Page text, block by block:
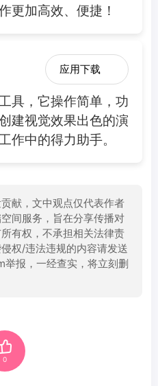
更加高效、便捷！
应用下载
具，它操作简单，功
建视觉效果出色的演
作中的得力助手。
献，文中观点仅代表作者
间服务，旨在分享传播对
有权，不承担相关法律责
权/违法违规的内容请发送
报，一经查实，将立刻删
0